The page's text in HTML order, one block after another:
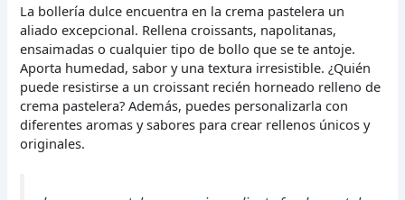
La bollería dulce encuentra en la crema pastelera un
aliado excepcional. Rellena croissants, napolitanas,
ensaimadas o cualquier tipo de bollo que se te antoje.
Aporta humedad, sabor y una textura irresistible. ¿Quién
puede resistirse a un croissant recién horneado relleno de
crema pastelera? Además, puedes personalizarla con
diferentes aromas y sabores para crear rellenos únicos y
originales.